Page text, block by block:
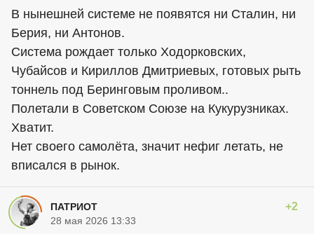
В нынешней системе не появятся ни Сталин, ни
Берия, ни Антонов.
Система рождает только Ходорковских,
Чубайсов и Кириллов Дмитриевых, готовых рыть
тоннель под Беринговым проливом..
Полетали в Советском Союзе на Кукурузниках.
Хватит.
Нет своего самолёта, значит нефиг летать, не
вписался в рынок.
ПATPИOT +2
28 мая 2026 13:33